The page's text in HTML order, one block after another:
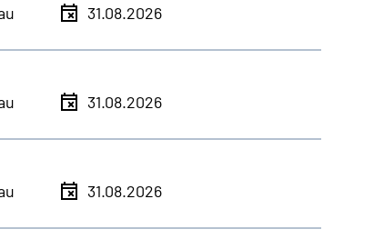
31.08.2026
31.08.2026
31.08.2026